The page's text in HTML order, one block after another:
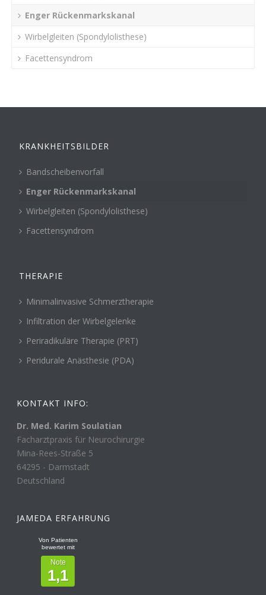
Enger Rückenmarkskanal
Wirbelgleiten (Spondylolisthese)
Facettensyndrom
KRANKHEITSBILDER
Bandscheibenvorfall
Enger Rückenmarkskanal
Wirbelgleiten (Spondylolisthese)
Facettensyndrom
THERAPIE
Minimalinvasive Schmerztherapie
Infiltration der Wirbelgelenke
Periradikuläre Therapie (PRT)
Peridurale Anästhesie (PDA)
KONTAKT INFO:
Dr. Med. Karim Soulatian
Facharztpraxis für Neurochirurgie
Mina-Rees-Straße 5
64295 - Darmstadt
Deutschland
JAMEDA ERFAHRUNG
Von Patienten
bewertet mit
Note
1,1